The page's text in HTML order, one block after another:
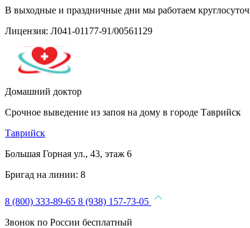
В выходные и праздничные дни мы работаем
Лицензия: Л041-01177-91/00561129
Домашний доктор
Срочное выведение из запоя на дому в городе Таврийск
Таврийск
Большая Горная ул., 43, этаж 6
Бригад на линии: 8
8 (800) 333-89-65 8 (938) 157-73-05
Звонок по России бесплатный